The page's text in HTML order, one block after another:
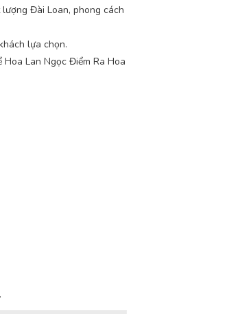
Đài Loan, phong cách
lựa chọn.
Lan Ngọc Điểm Ra Hoa